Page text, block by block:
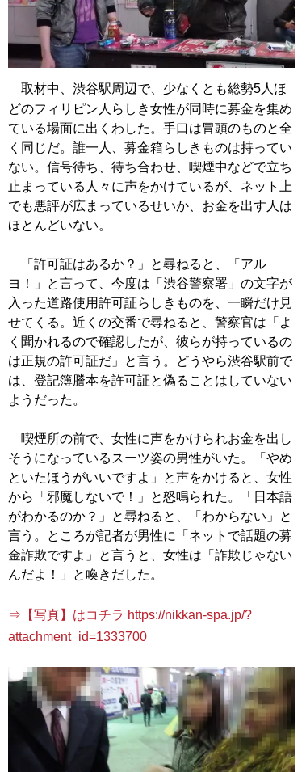
取材中、渋谷駅周辺で、少なくとも総勢5人ほ
どのフィリピン人らしき女性が同時に募金を集め
ている場面に出くわした。手口は冒頭のものと全
く同じだ。誰一人、募金箱らしきものは持ってい
ない。信号待ち、待ち合わせ、喫煙中などで立ち
止まっている人々に声をかけているが、ネット上
でも悪評が広まっているせいか、お金を出す人は
ほとんどいない。
「許可証はあるか？」と尋ねると、「アル
ヨ！」と言って、今度は「渋谷警察署」の文字が
入った道路使用許可証らしきものを、一瞬だけ見
せてくる。近くの交番で尋ねると、警察官は「よ
く聞かれるので確認したが、彼らが持っているの
は正規の許可証だ」と言う。どうやら渋谷駅前で
は、登記簿謄本を許可証と偽ることはしていない
ようだった。
喫煙所の前で、女性に声をかけられお金を出し
そうになっているスーツ姿の男性がいた。「やめ
といたほうがいいですよ」と声をかけると、女性
から「邪魔しないで！」と怒鳴られた。「日本語
がわかるのか？」と尋ねると、「わからない」と
言う。ところが記者が男性に「ネットで話題の募
金詐欺ですよ」と言うと、女性は「詐欺じゃない
んだよ！」と喚きだした。
⇒【写真】はコチラ https://nikkan-spa.jp/?
attachment_id=1333700